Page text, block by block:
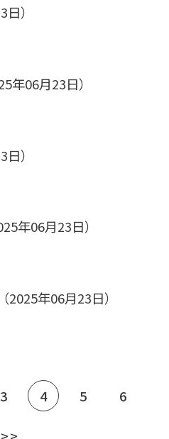
）
年06月23日）
）
年06月23日）
年06月23日）
3 4 5 6
>>